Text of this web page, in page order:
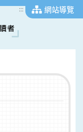
::: 網站導覽